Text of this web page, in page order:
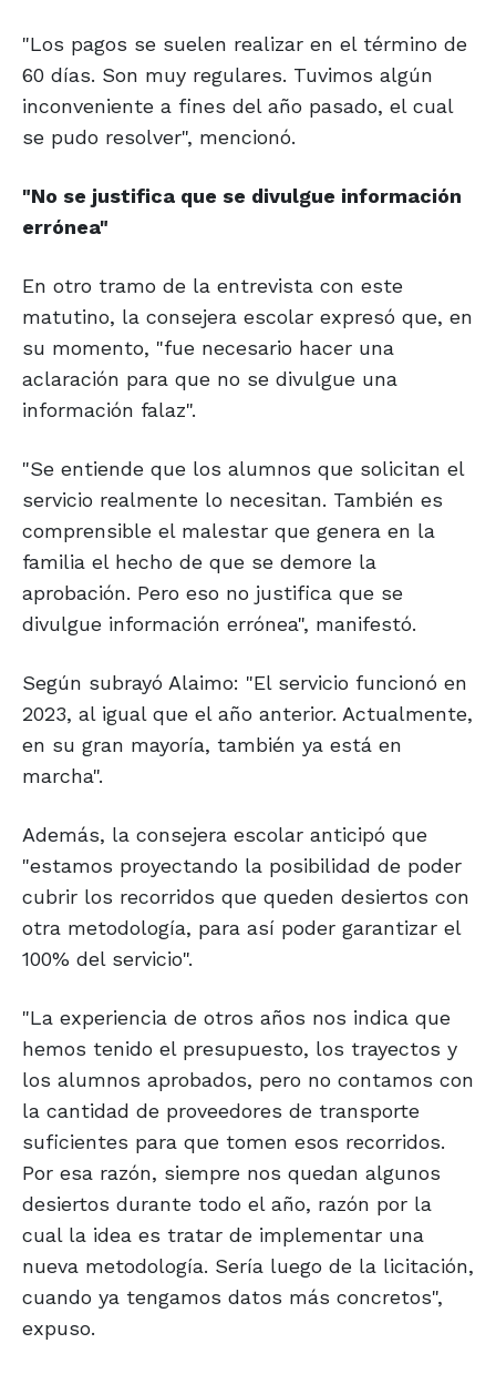
"Los pagos se suelen realizar en el término de
60 días. Son muy regulares. Tuvimos algún
inconveniente a fines del año pasado, el cual
se pudo resolver", mencionó.
"No se justifica que se divulgue información
errónea"
En otro tramo de la entrevista con este
matutino, la consejera escolar expresó que, en
su momento, "fue necesario hacer una
aclaración para que no se divulgue una
información falaz".
"Se entiende que los alumnos que solicitan el
servicio realmente lo necesitan. También es
comprensible el malestar que genera en la
familia el hecho de que se demore la
aprobación. Pero eso no justifica que se
divulgue información errónea", manifestó.
Según subrayó Alaimo: "El servicio funcionó en
2023, al igual que el año anterior. Actualmente,
en su gran mayoría, también ya está en
marcha".
Además, la consejera escolar anticipó que
"estamos proyectando la posibilidad de poder
cubrir los recorridos que queden desiertos con
otra metodología, para así poder garantizar el
100% del servicio".
"La experiencia de otros años nos indica que
hemos tenido el presupuesto, los trayectos y
los alumnos aprobados, pero no contamos con
la cantidad de proveedores de transporte
suficientes para que tomen esos recorridos.
Por esa razón, siempre nos quedan algunos
desiertos durante todo el año, razón por la
cual la idea es tratar de implementar una
nueva metodología. Sería luego de la licitación,
cuando ya tengamos datos más concretos",
expuso.